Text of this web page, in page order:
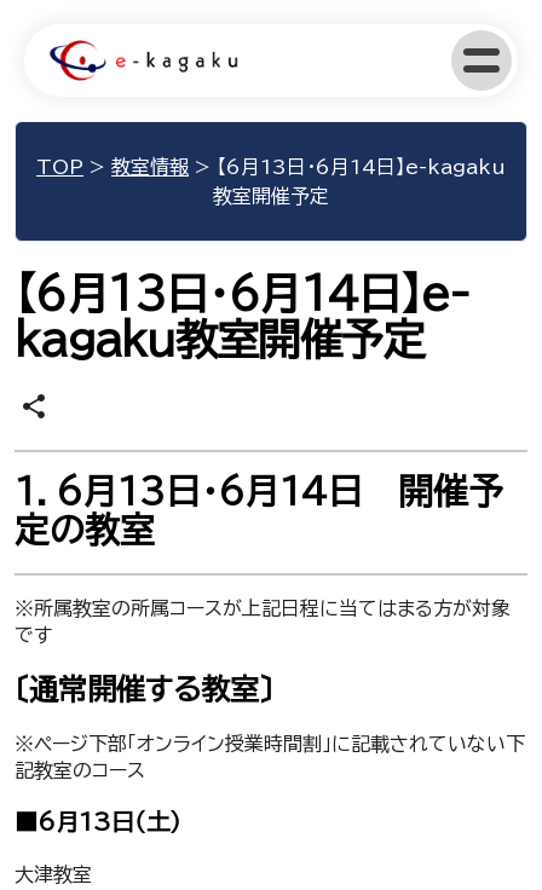
TOP > 教室情報 > 【6月13日･6月14日】e-kagaku
教室開催予定
【6月13日･6月14日】e-
kagaku教室開催予定
share
１．6月13日･6月14日 開催予
定の教室
※所属教室の所属コースが上記日程に当てはまる方が対象
です
〔通常開催する教室〕
※ページ下部「オンライン授業時間割」に記載されていない下
記教室のコース
■6月13日（土）
大津教室